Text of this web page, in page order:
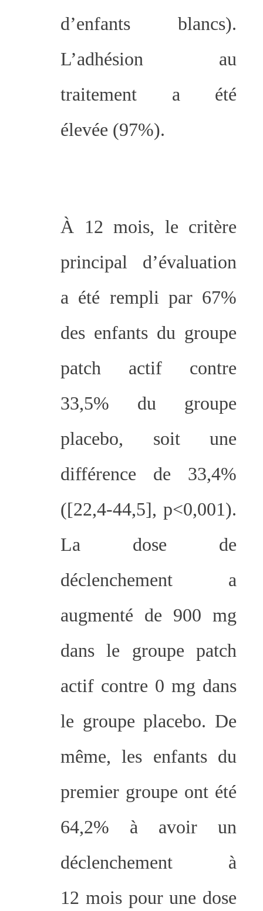
d’enfants blancs).
L’adhésion au
traitement a été
élevée (97%).
À 12 mois, le critère
principal d’évaluation
a été rempli par 67%
des enfants du groupe
patch actif contre
33,5% du groupe
placebo, soit une
différence de 33,4%
([22,4-44,5], p<0,001).
La dose de
déclenchement a
augmenté de 900 mg
dans le groupe patch
actif contre 0 mg dans
le groupe placebo. De
même, les enfants du
premier groupe ont été
64,2% à avoir un
déclenchement à
12 mois pour une dose